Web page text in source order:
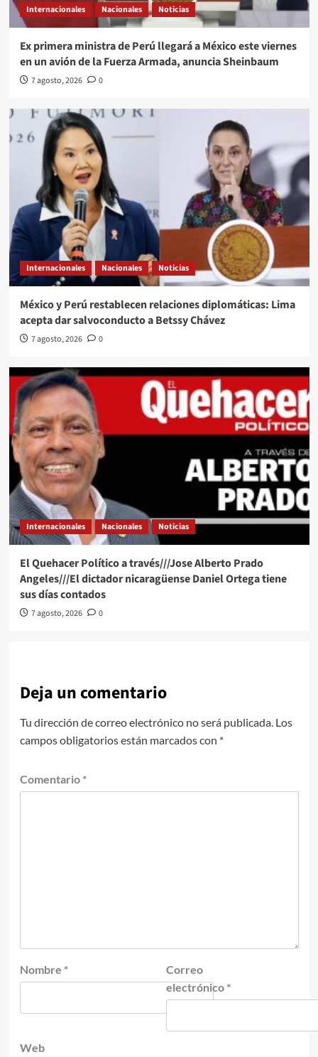
Internacionales Nacionales Noticias
Ex primera ministra de Perú llegará a México este viernes
en un avión de la Fuerza Armada, anuncia Sheinbaum
7 agosto, 2026 0
Internacionales Nacionales Noticias
México y Perú restablecen relaciones diplomáticas: Lima
acepta dar salvoconducto a Betssy Chávez
7 agosto, 2026 0
Internacionales Nacionales Noticias
El Quehacer Político a través///Jose Alberto Prado
Angeles///El dictador nicaragüense Daniel Ortega tiene
sus días contados
7 agosto, 2026 0
Deja un comentario
Tu dirección de correo electrónico no será publicada. Los
campos obligatorios están marcados con *
Comentario *
Nombre *
Correo
electrónico *
Web